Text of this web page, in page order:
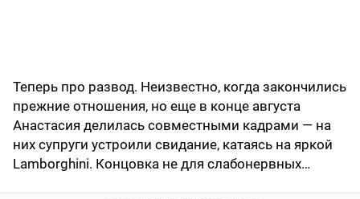
Теперь про развод. Неизвестно, когда закончились
прежние отношения, но еще в конце августа
Анастасия делилась совместными кадрами — на
них супруги устроили свидание, катаясь на яркой
Lamborghini. Концовка не для слабонервных…